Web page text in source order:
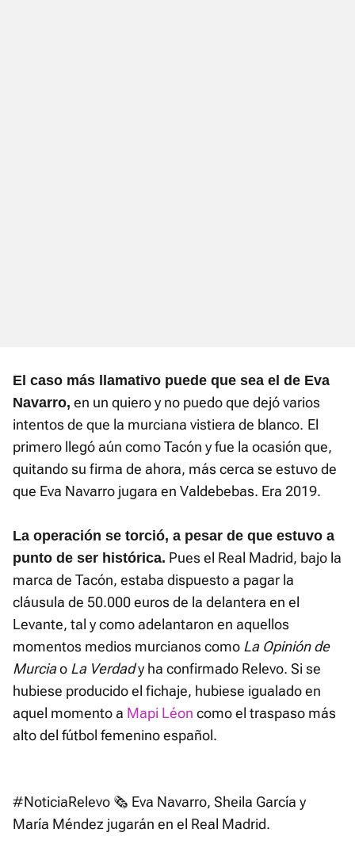
El caso más llamativo puede que sea el de Eva
Navarro, en un quiero y no puedo que dejó varios
intentos de que la murciana vistiera de blanco. El
primero llegó aún como Tacón y fue la ocasión que,
quitando su firma de ahora, más cerca se estuvo de
que Eva Navarro jugara en Valdebebas. Era 2019.
La operación se torció, a pesar de que estuvo a
punto de ser histórica. Pues el Real Madrid, bajo la
marca de Tacón, estaba dispuesto a pagar la
cláusula de 50.000 euros de la delantera en el
Levante, tal y como adelantaron en aquellos
momentos medios murcianos como La Opinión de
Murciao La Verdady ha confirmado Relevo. Si se
hubiese producido el fichaje, hubiese igualado en
aquel momento a Mapi Léon como el traspaso más
alto del fútbol femenino español.
#NoticiaRelevo 🗞️ Eva Navarro, Sheila García y
María Méndez jugarán en el Real Madrid.